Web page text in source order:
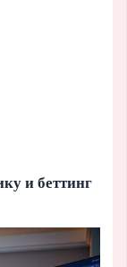
и беттинг